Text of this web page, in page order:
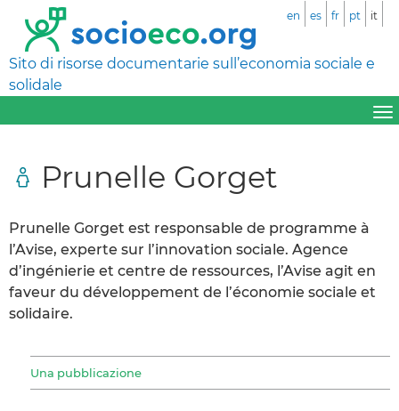
Sito di risorse documentarie sull’economia sociale e
solidale
en es fr pt it
Prunelle Gorget
Prunelle Gorget est responsable de programme à
l’Avise, experte sur l’innovation sociale. Agence
d’ingénierie et centre de ressources, l’Avise agit en
faveur du développement de l’économie sociale et
solidaire.
Una pubblicazione